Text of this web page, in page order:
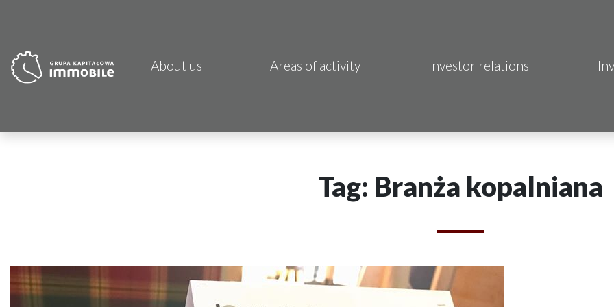
About us Areas of activity
CDI KB Sp. z o.o.
Atrem S.A.
Investor relations
Tag: Branża kopalniana